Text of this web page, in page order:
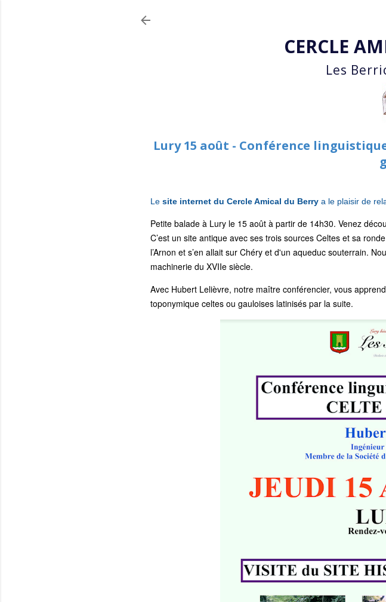
CERCLE
Les
Lury 15 août - Conférence
Le site internet du Cercle Amical du Berry a le plaisir de
Petite balade à Lury le 15 août à partir de 14h30. Venez
C’est un site antique avec ses trois sources Celtes et sa
l’Arnon et s’en allait sur Chéry et d'un aqueduc souterrain.
machinerie du XVIIe siècle.
Avec Hubert Lelièvre, notre maître conférencier, vous
toponymique celtes ou gauloises latinisés par la suite.